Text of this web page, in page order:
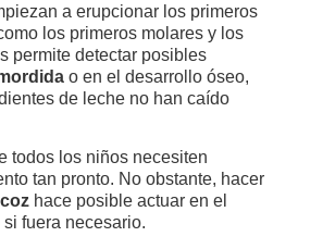
a erupcionar los primeros
los primeros molares y los
permite detectar posibles
o en el desarrollo óseo,
de leche no han caído
todos los niños necesiten
tan pronto. No obstante, hacer
hace posible actuar en el
fuera necesario.